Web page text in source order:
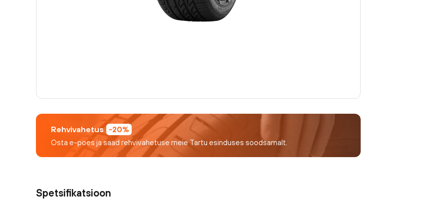
Rehvivahetus -20%
Osta e-poes ja saad rehvivahetuse meie Tartu esinduses soodsamalt.
Spetsifikatsioon